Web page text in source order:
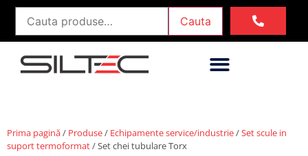
Cauta
Prima pagină/ Produse/ Echipamente service/industrie/Set scule in
suport termoformat/ Set chei tubulare Torx